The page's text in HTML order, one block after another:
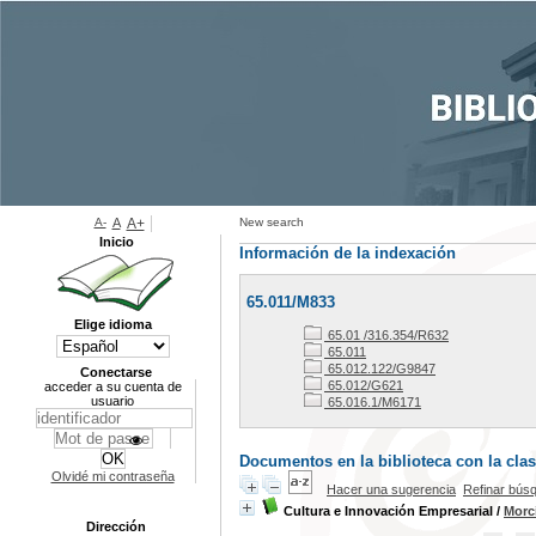
New search
Información de la indexación
65.011/M833
65.01 /316.354/R632
65.011
65.012.122/G9847
65.012/G621
65.016.1/M6171
Documentos en la biblioteca con la
Hacer una sugerencia Refinar
Cultura e Innovación Empresarial /
A- A A+
Inicio
Elige idioma
Conectarse
acceder a su cuenta de
usuario
Olvidé mi contraseña
Dirección